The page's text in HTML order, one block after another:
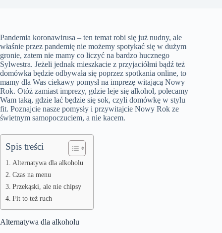
Pandemia koronawirusa – ten temat robi się już nudny, ale
właśnie przez pandemię nie możemy spotykać się w dużym
gronie, zatem nie mamy co liczyć na bardzo hucznego
Sylwestra. Jeżeli jednak mieszkacie z przyjaciółmi bądź też
domówka będzie odbywała się poprzez spotkania online, to
mamy dla Was ciekawy pomysł na imprezę witającą Nowy
Rok. Otóż zamiast imprezy, gdzie leje się alkohol, polecamy
Wam taką, gdzie lać będzie się sok, czyli domówkę w stylu
fit. Poznajcie nasze pomysły i przywitajcie Nowy Rok ze
świetnym samopoczuciem, a nie kacem.
Spis treści
Alternatywa dla alkoholu
Czas na menu
Przekąski, ale nie chipsy
Fit to też ruch
Alternatywa dla alkoholu